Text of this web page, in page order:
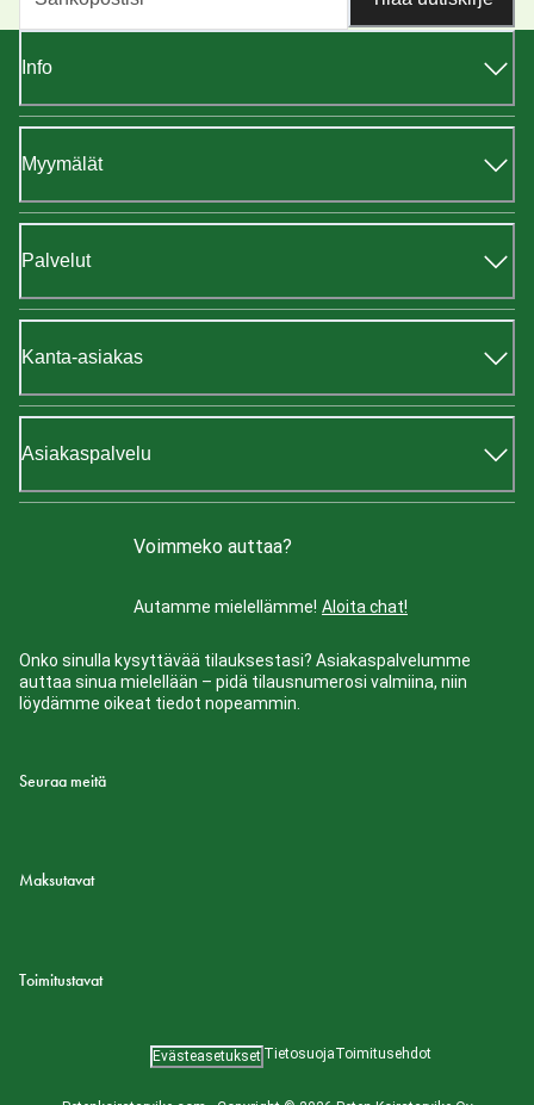
Info
Myymälät
Palvelut
Kanta-asiakas
Asiakaspalvelu
Voimmeko auttaa?
Autamme mielellämme! Aloita chat!
Onko sinulla kysyttävää tilauksestasi? Asiakaspalvelumme
auttaa sinua mielellään – pidä tilausnumerosi valmiina, niin
löydämme oikeat tiedot nopeammin.
Seuraa meitä
Maksutavat
Toimitustavat
Evästeasetukset TietosuojaToimitusehdot